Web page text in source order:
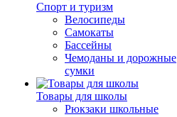
Спорт и туризм
Велосипеды
Самокаты
Бассейны
Чемоданы и дорожные
сумки
Товары для школы
Рюкзаки школьные